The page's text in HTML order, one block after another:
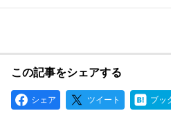
この記事をシェアする
シェア ツイート ブッ